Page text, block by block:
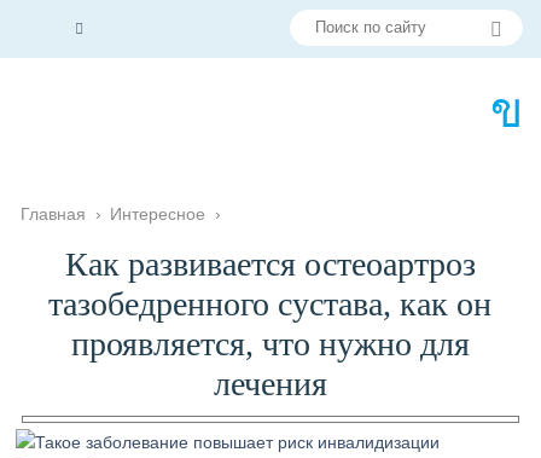
Главная › Интересное ›
Как развивается остеоартроз
тазобедренного сустава, как он
проявляется, что нужно для
лечения